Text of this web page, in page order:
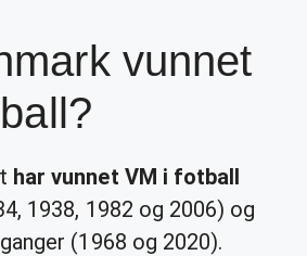
vunnet
har vunnet VM i fotball
1938, 1982 og 2006) og
(1968 og 2020).